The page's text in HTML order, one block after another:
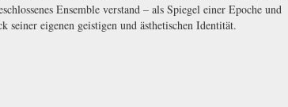
Ensemble verstand – als Spiegel einer Epoche und
seiner eigenen geistigen und ästhetischen Identität.